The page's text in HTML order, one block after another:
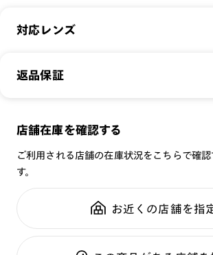
ため、お届けする商品の模様は掲載画像と差
商品名：
サイズ：
シリーズ： CLASSIC
性別： MEN
鼻パッド：
テンプル：アセテート
対応レンズ
クリアレンズ（常用・老眼鏡用）
JINS SCREEN
可視光調光UVダブルカットレンズ
可視光調光SCREEN
調光レンズ
調光UVダブルカット
調光SCREEN
くもり止めレンズ
返品保証
メガネの度数が合わなくなっても、
全国の店舗で無料フィッティング
修理のご相談もいつでもお気軽に
ご利用ガイド
店舗在庫を確認する
ご利用される店舗の在庫状況をこちらで確
す。
お近くの店舗を指